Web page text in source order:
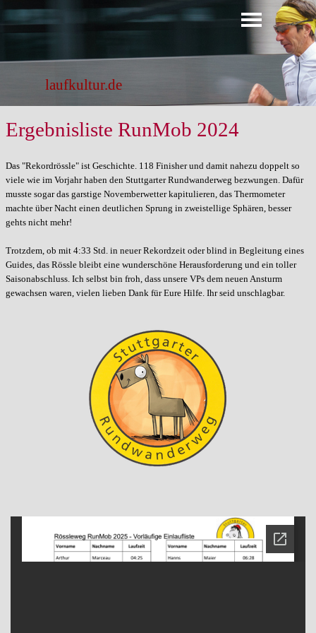
Direkt zum Seiteninhalt Menü überspringen
laufkultur.de
Ergebnisliste RunMob 2024
Das "Rekordrössle" ist Geschichte. 118 Finisher und damit nahezu doppelt so
viele wie im Vorjahr haben den Stuttgarter Rundwanderweg bezwungen. Dafür
musste sogar das garstige Novemberwetter kapitulieren, das Thermometer
machte über Nacht einen deutlichen Sprung in zweistellige Sphären, besser
gehts nicht mehr!
Trotzdem, ob mit 4:33 Std. in neuer Rekordzeit oder blind in Begleitung eines
Guides, das Rössle bleibt eine wunderschöne Herausforderung und ein toller
Saisonabschluss. Ich selbst bin froh, dass unsere VPs dem neuen Ansturm
gewachsen waren, vielen lieben Dank für Eure Hilfe. Ihr seid unschlagbar.